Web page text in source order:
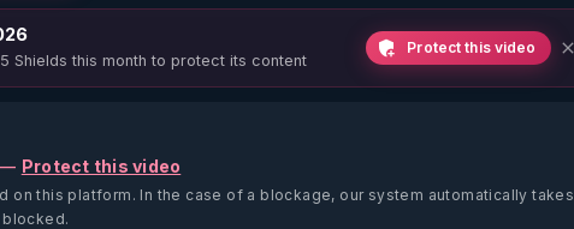
Shields this month to protect its content
Protect this video
— Protect this video
on this platform. In the case of a blockage, our system automatically takes
blocked.